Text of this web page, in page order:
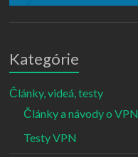
Kategórie
Články, videá, testy
Články a návody o VPN
Testy VPN